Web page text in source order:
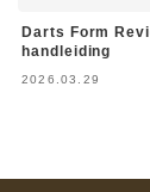
Darts Form
handleiding
2026.03.29